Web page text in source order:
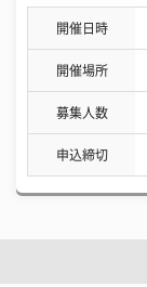
開催日時
開催場所
募集人数
申込締切